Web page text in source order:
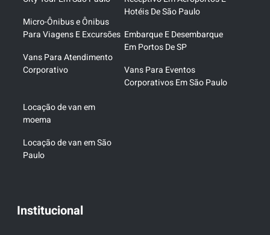
Micro-Ônibus e Ônibus
Para Viagens E Excursões
Vans Para Atendimento
Corporativo
Hotéis De São Paulo
Embarque E Desembarque
Em Portos De SP
Vans Para Eventos
Corporativos Em São Paulo
Locação de van em
moema
Locação de van em São
Paulo
Institucional